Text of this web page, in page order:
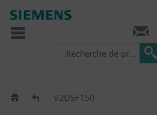
Old2NewV2DSF150